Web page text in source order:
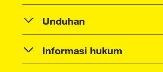
Unduhan
Informasi hukum